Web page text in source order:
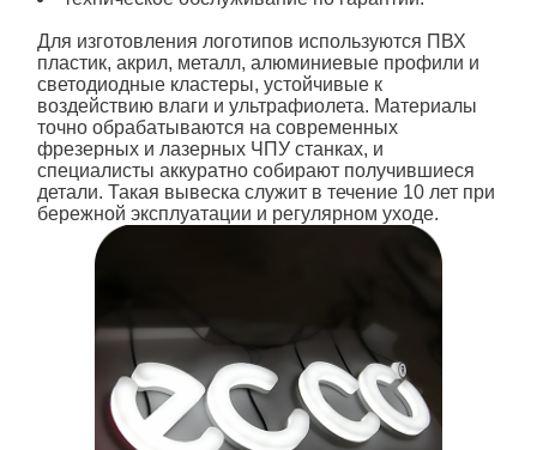
Для изготовления логотипов используются ПВХ
пластик, акрил, металл, алюминиевые профили и
светодиодные кластеры, устойчивые к
воздействию влаги и ультрафиолета. Материалы
точно обрабатываются на современных
фрезерных и лазерных ЧПУ станках, и
специалисты аккуратно собирают получившиеся
детали. Такая вывеска служит в течение 10 лет при
бережной эксплуатации и регулярном уходе.